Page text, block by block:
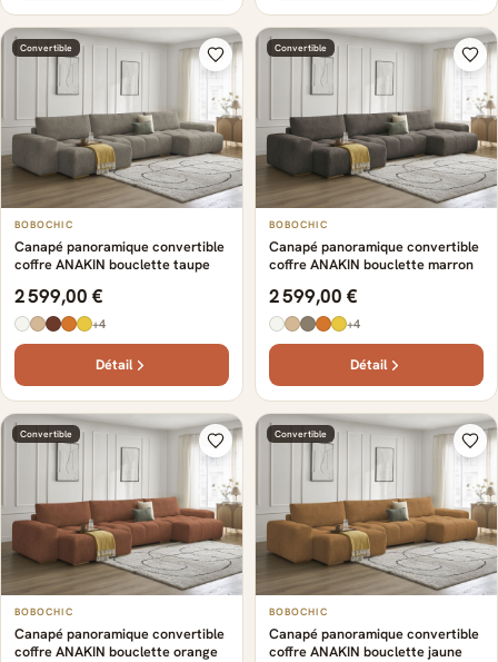
Convertible
BOBOCHIC
Canapé panoramique convertible
coffre ANAKIN bouclette taupe
2 599,00 €
+4
Détail
Convertible
BOBOCHIC
Canapé panoramique convertible
coffre ANAKIN bouclette marron
2 599,00 €
+4
Détail
Convertible
BOBOCHIC
Canapé panoramique convertible
coffre ANAKIN bouclette orange
Convertible
BOBOCHIC
Canapé panoramique convertible
coffre ANAKIN bouclette jaune